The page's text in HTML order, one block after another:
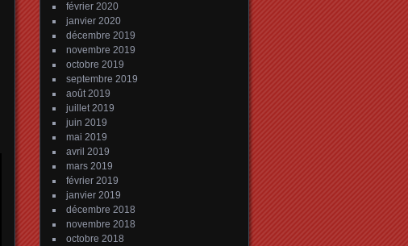
février 2020
janvier 2020
décembre 2019
novembre 2019
octobre 2019
septembre 2019
août 2019
juillet 2019
juin 2019
mai 2019
avril 2019
mars 2019
février 2019
janvier 2019
décembre 2018
novembre 2018
octobre 2018